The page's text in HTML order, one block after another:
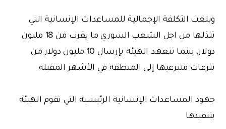
وبلغت التكلفة الإجمالية للمساعدات الإنسانية التي
تبذلها من اجل الشعب السوري ما يقرب من 18 مليون
دولار، بينما تتعهد الهيئة بإرسال 10 مليون دولار من
تبرعات متبرعيها إلى المنطقة في الأشهر المقبلة
جهود المساعدات الإنسانية الرئيسية التي تقوم الهيئة
بتنفيذها